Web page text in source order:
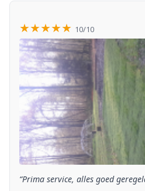
★★★★★ 10/10
“Prima service, alles goed